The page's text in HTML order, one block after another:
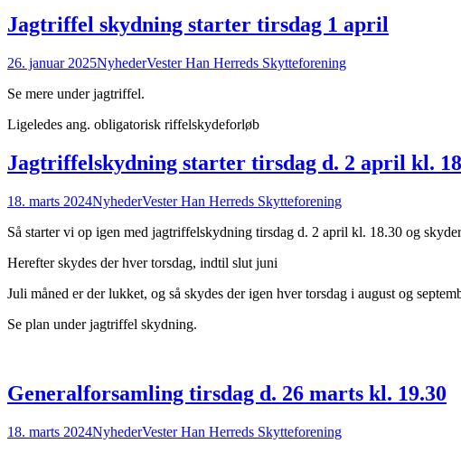
Jagtriffel skydning starter tirsdag 1 april
26. januar 2025NyhederVester Han Herreds Skytteforening
Se mere under jagtriffel.
Ligeledes ang. obligatorisk riffelskydeforløb
Jagtriffelskydning starter tirsdag d. 2 april kl.
18. marts 2024NyhederVester Han Herreds Skytteforening
Så starter vi op igen med jagtriffelskydning tirsdag d. 2 april kl. 18.30 og
Herefter skydes der hver torsdag, indtil slut juni
Juli måned er der lukket, og så skydes der igen hver torsdag i august og
Se plan under jagtriffel skydning.
Generalforsamling tirsdag d. 26 marts kl. 19.30
18. marts 2024NyhederVester Han Herreds Skytteforening